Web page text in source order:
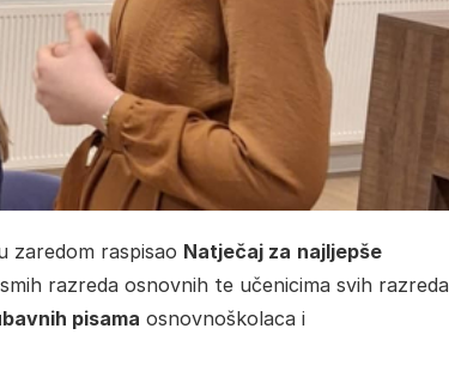
zaredom raspisao Natječaj za najljepše
razreda osnovnih te učenicima svih razreda
pisama osnovnoškolaca i